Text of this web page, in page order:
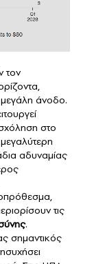
τον
άνοδο.
στο
αδυναμίας
τις
.
σημαντικός